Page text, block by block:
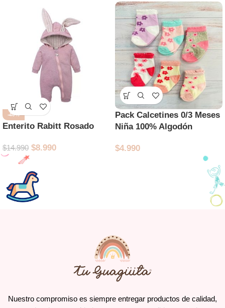
-40%
Enterito Rabitt Rosado
$14.990 $8.990
Pack Calcetines 0/3 Meses
Niña 100% Algodón
$4.990
Nuestro compromiso es siempre entregar productos de calidad,